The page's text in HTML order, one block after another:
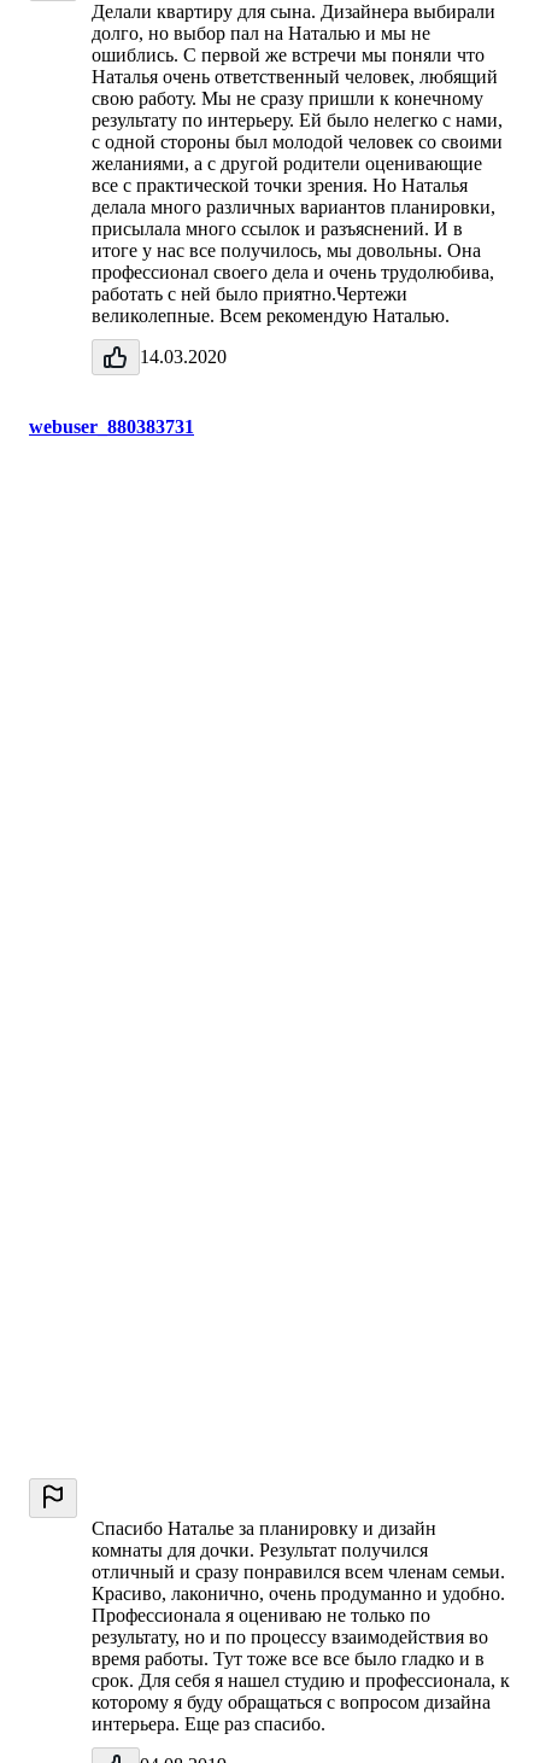
Делали квартиру для сына. Дизайнера выбирали
долго, но выбор пал на Наталью и мы не
ошиблись. С первой же встречи мы поняли что
Наталья очень ответственный человек, любящий
свою работу. Мы не сразу пришли к конечному
результату по интерьеру. Ей было нелегко с нами,
с одной стороны был молодой человек со своими
желаниями, а с другой родители оценивающие
все с практической точки зрения. Но Наталья
делала много различных вариантов планировки,
присылала много ссылок и разъяснений. И в
итоге у нас все получилось, мы довольны. Она
профессионал своего дела и очень трудолюбива,
работать с ней было приятно.Чертежи
великолепные. Всем рекомендую Наталью.
14.03.2020
webuser_880383731
Спасибо Наталье за планировку и дизайн
комнаты для дочки. Результат получился
отличный и сразу понравился всем членам семьи.
Красиво, лаконично, очень продуманно и удобно.
Профессионала я оцениваю не только по
результату, но и по процессу взаимодействия во
время работы. Тут тоже все все было гладко и в
срок. Для себя я нашел студию и профессионала, к
которому я буду обращаться с вопросом дизайна
интерьера. Еще раз спасибо.